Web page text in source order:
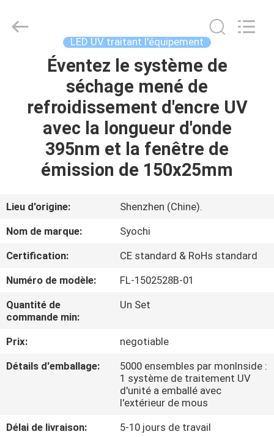
MAISON
PRODUITS
SUJET
NOUS
D'USINE
CONTRÔLE
DE
QUALITÉ
Syochi
Electronics
LED UV traitant l'équipement
Éventez le système de
séchage mené de
refroidissement d'encre UV
avec la longueur d'onde
395nm et la fenêtre de
émission de 150x25mm
Lieu d'origine:
Shenzhen (Chine).
Nom de marque:
Syochi
Certification:
CE standard & RoHs standard
Numéro de modèle:
FL-1502528B-01
Quantité de
commande min:
Un Set
Prix:
negotiable
Détails d'emballage:
5000 ensembles par monInside :
1 système de traitement UV
d'unité a emballé avec
l'extérieur de mous
Délai de livraison:
5-10 jours de travail